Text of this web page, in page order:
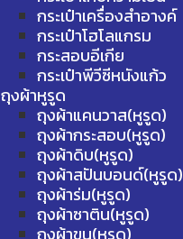
กระเป๋าเครื่องสำอางค์
กระเป๋าโฮโลแกรม
กระสอบอีเกีย
กระเป๋าพีวีซีหนังแก้ว
ถุงผ้าหูรูด
ถุงผ้าแคนวาส(หูรูด)
ถุงผ้ากระสอบ(หูรูด)
ถุงผ้าดิบ(หูรูด)
ถุงผ้าสปันบอนด์(หูรูด)
ถุงผ้าร่ม(หูรูด)
ถุงผ้าซาติน(หูรูด)
ถุงผ้าขน(หูรูด)